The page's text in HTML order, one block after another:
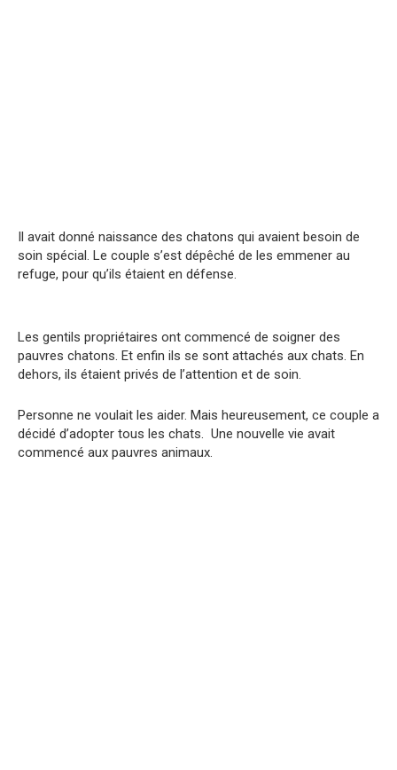
Il avait donné naissance des chatons qui avaient besoin de
soin spécial. Le couple s’est dépêché de les emmener au
refuge, pour qu’ils étaient en défense.
Les gentils propriétaires ont commencé de soigner des
pauvres chatons. Et enfin ils se sont attachés aux chats. En
dehors, ils étaient privés de l’attention et de soin.
Personne ne voulait les aider. Mais heureusement, ce couple a
décidé d’adopter tous les chats. Une nouvelle vie avait
commencé aux pauvres animaux.